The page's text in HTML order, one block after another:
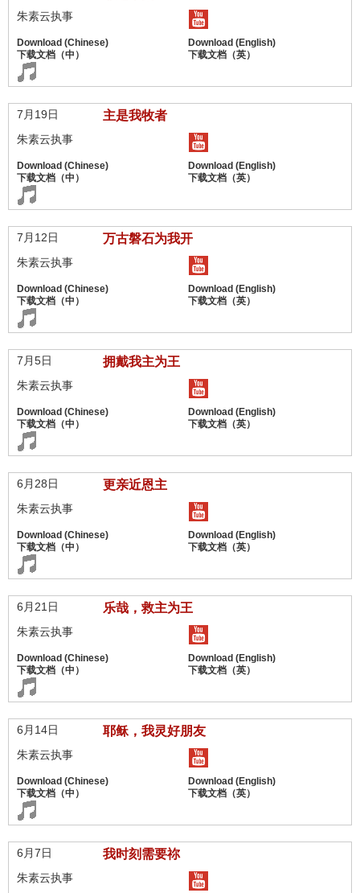
朱素云执事
7月19日 主是我牧者
朱素云执事
7月12日 万古磐石为我开
朱素云执事
7月5日 拥戴我主为王
朱素云执事
6月28日 更亲近恩主
朱素云执事
6月21日 乐哉，救主为王
朱素云执事
6月14日 耶稣，我灵好朋友
朱素云执事
6月7日 我时刻需要祢
朱素云执事